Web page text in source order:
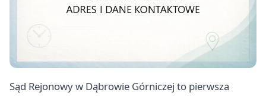
Sąd Rejonowy w Dąbrowie Górniczej to pierwsza